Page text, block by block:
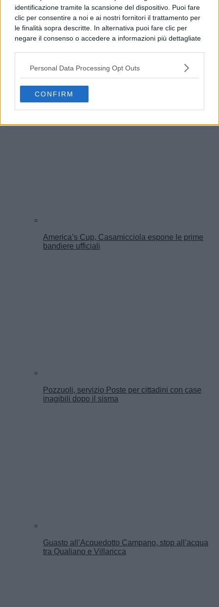
identificazione tramite la scansione del dispositivo. Puoi fare
clic per consentire a noi e ai nostri fornitori il trattamento per
le finalità sopra descritte. In alternativa puoi fare clic per
negare il consenso o accedere a informazioni più dettagliate
possono non richiedere il tuo consenso, ma hai il diritto di
opporti a tale trattamento. Le tue preferenze si
preferenze in qualsiasi momento ritornando su questo sito o
consultando la nostrainformativa sulla riservatezza.
Personal Data Processing Opt Outs
CONFIRM
Benevento, allerta meteo fino alle 21: l’avviso del
Comune
America’s Cup, Casamicciola espone le prime
bandiere ufficiali
Pozzuoli, servizio Poste per cittadini con case
inagibili dopo il sisma
Guasto all’Acquedotto Campano, stop all’acqua
tra Qualiano e Villaricca